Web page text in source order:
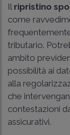
Il ripristino
come
tributario.
ambito
possibilità ai
alla
che
contestazioni
assicurativi.